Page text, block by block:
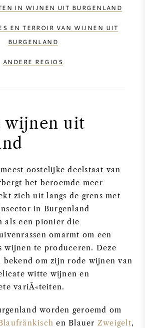
IN WIJNEN UIT BURGENLAND
EN TERROIR VAN WIJNEN UIT
BURGENLAND
ANDERE REGIOS
wijnen uit
oostelijke deelstaat van
het beroemde meer
zich uit langs de grens met
in Burgenland
als een pionier die
omarmt om een
wijnen te produceren. Deze
bekend om zijn rode wijnen van
witte wijnen en
variÃ«teiten.
worden geroemd om
en Blauer Zweigelt,